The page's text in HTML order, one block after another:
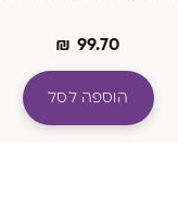
₪ 99.70
הוספה לסל